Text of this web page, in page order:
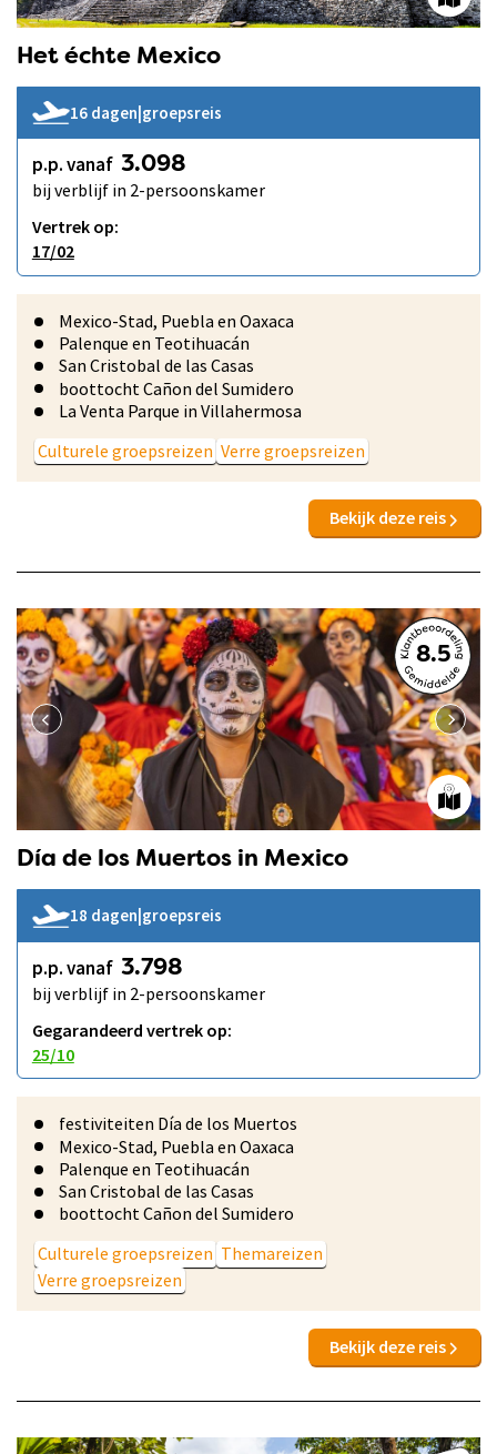
Het échte Mexico
16 dagen|groepsreis
p.p. vanaf 3.098
bij verblijf in 2-persoonskamer
Vertrek op:
17/02
Mexico-Stad, Puebla en Oaxaca
Palenque en Teotihuacán
San Cristobal de las Casas
boottocht Cañon del Sumidero
La Venta Parque in Villahermosa
Culturele groepsreizen Verre groepsreizen
Bekijk deze reis
8.5
Día de los Muertos in Mexico
18 dagen groepsreis
p.p. vanaf 3.798
bij verblijf in 2-persoonskamer
Gegarandeerd vertrek op:
25/10
festiviteiten Día de los Muertos
Mexico-Stad, Puebla en Oaxaca
Palenque en Teotihuacán
San Cristobal de las Casas
boottocht Cañon del Sumidero
Culturele groepsreizen Themareizen
Verre groepsreizen
Bekijk deze reis